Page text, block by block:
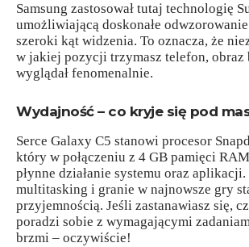
Samsung zastosował tutaj technologię
umożliwiającą doskonałe
szeroki kąt widzenia. To oznacza, że
w jakiej pozycji trzymasz telefon, obraz
wyglądał fenomenalnie.
Wydajność – co kryje się pod
Serce Galaxy C5 stanowi procesor
który w połączeniu z 4 GB pamięci
płynne działanie systemu oraz
multitasking i granie w najnowsze gry
przyjemnością. Jeśli zastanawiasz się,
poradzi sobie z wymagającymi
brzmi – oczywiście!